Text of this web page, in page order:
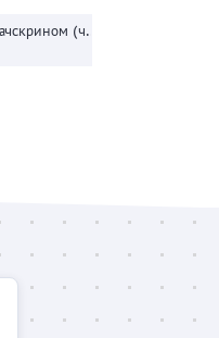
Дисплей для Infinix Hot 40 с тачскрином (черный) - Оригинал